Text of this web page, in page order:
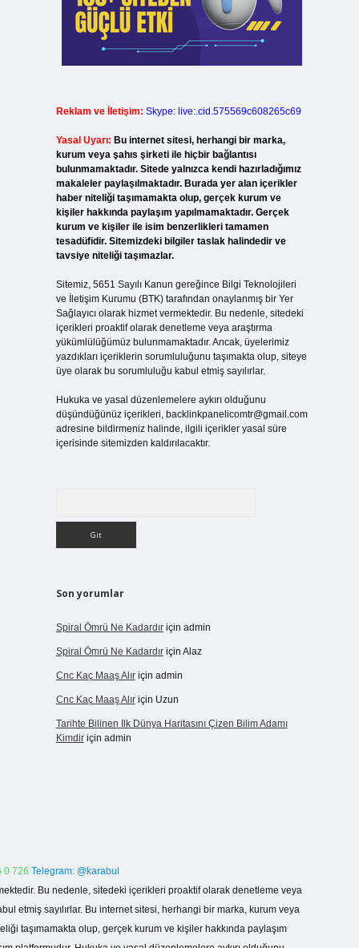
Reklam ve İletişim: Skype: live:.cid.575569c608265c69
Yasal Uyarı: Bu internet sitesi, herhangi bir marka,
kurum veya şahıs şirketi ile hiçbir bağlantısı
bulunmamaktadır. Sitede yalnızca kendi hazırladığımız
makaleler paylaşılmaktadır. Burada yer alan içerikler
haber niteliği taşımamakta olup, gerçek kurum ve
kişiler hakkında paylaşım yapılmamaktadır. Gerçek
kurum ve kişiler ile isim benzerlikleri tamamen
tesadüfidir. Sitemizdeki bilgiler taslak halindedir ve
tavsiye niteliği taşımazlar.
Sitemiz, 5651 Sayılı Kanun gereğince Bilgi Teknolojileri
ve İletişim Kurumu (BTK) tarafından onaylanmış bir Yer
Sağlayıcı olarak hizmet vermektedir. Bu nedenle, sitedeki
içerikleri proaktif olarak denetleme veya araştırma
yükümlülüğümüz bulunmamaktadır. Ancak, üyelerimiz
yazdıkları içeriklerin sorumluluğunu taşımakta olup, siteye
üye olarak bu sorumluluğu kabul etmiş sayılırlar.
Hukuka ve yasal düzenlemelere aykırı olduğunu
düşündüğünüz içerikleri, backlinkpanelicomtr@gmail.com
adresine bildirmeniz halinde, ilgili içerikler yasal süre
içerisinde sitemizden kaldırılacaktır.
Son yorumlar
Spiral Ömrü Ne Kadardıriçin admin
Spiral Ömrü Ne Kadardıriçin Alaz
Cnc Kaç Maaş Alıriçin admin
Cnc Kaç Maaş Alıriçin Uzun
Tarihte Bilinen Ilk Dünya Haritasını Çizen Bilim Adamı
Kimdiriçin admin
0 726 Telegram: @karabul
Bu nedenle, sitedeki içerikleri proaktif olarak denetleme veya
etmiş sayılırlar. Bu internet sitesi, herhangi bir marka, kurum veya
taşımamakta olup, gerçek kurum ve kişiler hakkında paylaşım